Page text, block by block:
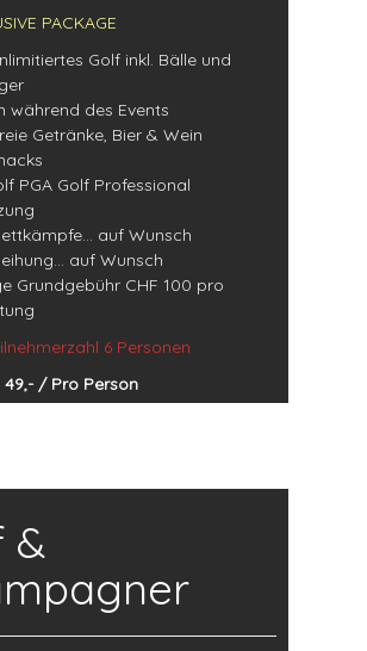
PACKAGE
Golf inkl. Bälle und
während des Events
Getränke, Bier & Wein
PGA Golf Professional
auf Wunsch
auf Wunsch
Grundgebühr CHF 100 pro
6 Personen
49,- / Pro Person
&